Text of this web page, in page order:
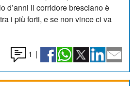
d’anni il corridore bresciano è
i più forti, e se non vince ci va
1 |